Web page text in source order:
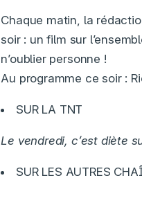
Chaque matin, la
soir : un film sur
n’oublier personne !
Au programme ce soir :
SUR LA TNT
Le vendredi, c’est diète
SUR LES AUTRES